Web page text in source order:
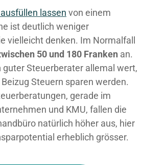
lassen von einem
ist deutlich weniger
vielleicht denken. Im Normalfall
50 und 180 Franken an.
guter Steuerberater allemal wert,
Steuern sparen werden.
gerade im
und KMU, fallen die
natürlich höher aus, hier
erheblich grösser.